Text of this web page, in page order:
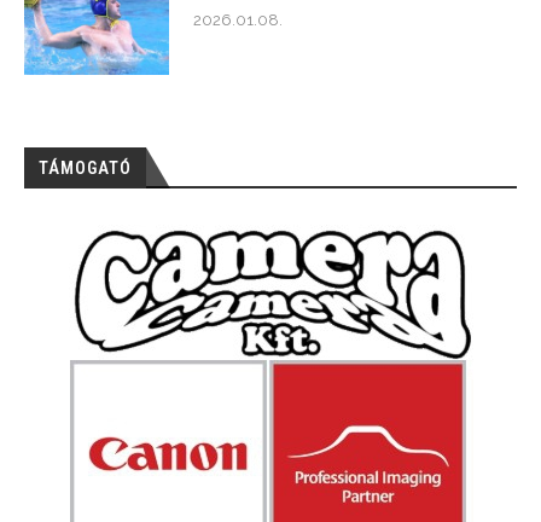
2026.01.08.
TÁMOGATÓ